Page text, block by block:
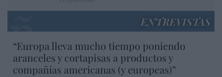
ENTREVISTAS
“Europa lleva mucho tiempo poniendo
aranceles y cortapisas a productos y
compañías americanas (y europeas)”